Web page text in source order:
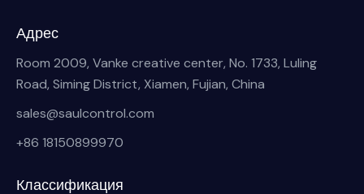
Адрес
Room 2009, Vanke creative center, No. 1733, Luling
Road, Siming District, Xiamen, Fujian, China
sales@saulcontrol.com
+86 18150899970
Классификация